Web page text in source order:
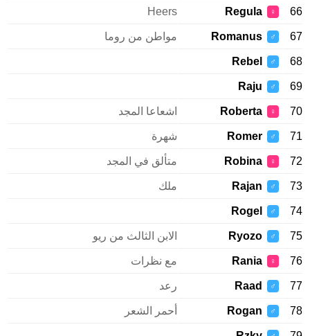
♀
Regula
Heers
♂
Romanus مواطن من روما
♂
Rebel
♂
Raju
♀
Roberta اشعاعا المجد
♂
Romer شهرة
♀
Robina متألق في المجد
♂
Rajan ملك
♂
Rogel
♂
Ryozo الابن الثالث من ريو
♀
Rania مع نظرات
♂
Raad
♂
Rogan أحمر الشعر